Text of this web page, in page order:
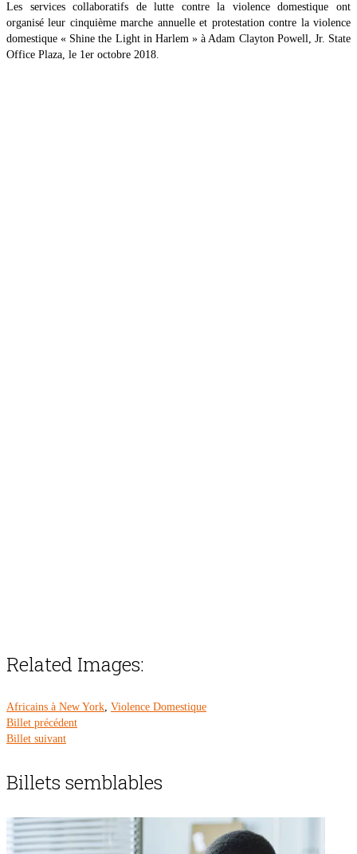
Les services collaboratifs de lutte contre la violence domestique ont
organisé leur cinquième marche annuelle et protestation contre la violence
domestique « Shine the Light in Harlem » à Adam Clayton Powell, Jr. State
Office Plaza, le 1er octobre 2018.
Related Images:
Africains à New York, Violence Domestique
Billet précédent
Billet suivant
Billets semblables